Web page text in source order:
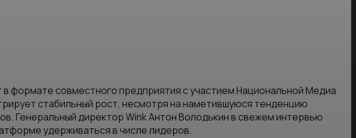
формате совместного предприятия с участием Национальной Медиа
стабильный рост, несмотря на наметившуюся тенденцию
Генеральный директор Wink Антон Володькин в свежем интервью
удерживаться в числе лидеров.